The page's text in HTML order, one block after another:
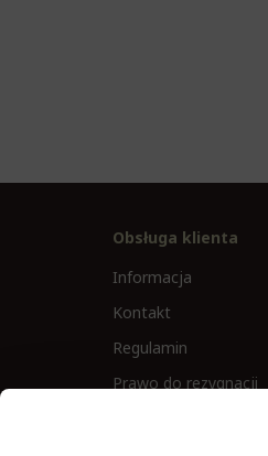
Obsługa klienta
Informacja
Kontakt
Regulamin
Prawo do rezygnacji